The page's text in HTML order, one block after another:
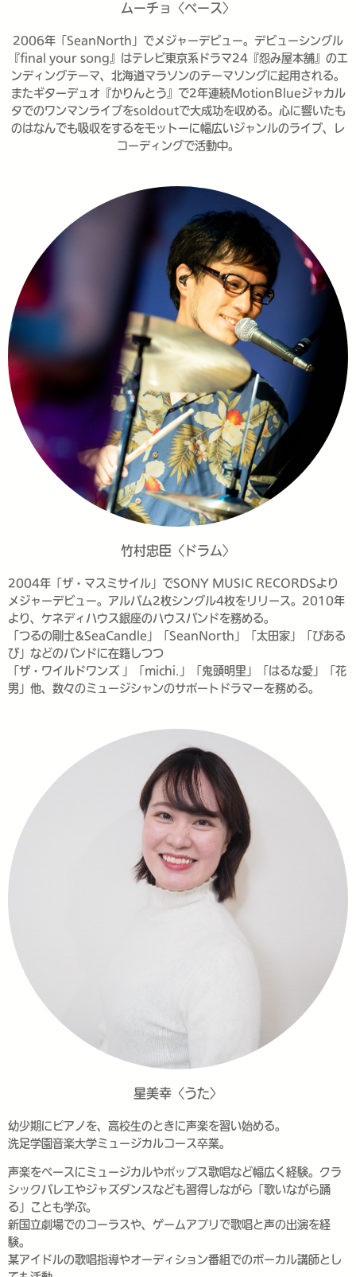
ムーチョ〈ベース〉
2006年「SeanNorth」でメジャーデビュー。デビューシングル
『final your song』はテレビ東京系ドラマ24『怨み屋本舗』のエ
ンディングテーマ、北海道マラソンのテーマソングに起用される。
またギターデュオ『かりんとう』で2年連続MotionBlueジャカル
タでのワンマンライブをsoldoutで大成功を収める。心に響いたも
のはなんでも吸収をするをモットーに幅広いジャンルのライブ、レ
コーディングで活動中。
竹村忠臣〈ドラム〉
2004年「ザ・マスミサイル」でSONY MUSIC RECORDSより
メジャーデビュー。アルバム2枚シングル4枚をリリース。2010年
より、ケネディハウス銀座のハウスバンドを務める。
「つるの剛士&SeaCandle」「SeanNorth」「太田家」「ぴある
び」などのバンドに在籍しつつ
「ザ・ワイルドワンズ 」「michi.」「鬼頭明里」「はるな愛」「花
男」他、数々のミュージシャンのサポートドラマーを務める。
星美幸〈うた〉
幼少期にピアノを、高校生のときに声楽を習い始める。
洗足学園音楽大学ミュージカルコース卒業。
声楽をベースにミュージカルやポップス歌唱など幅広く経験。クラ
シックバレエやジャズダンスなども習得しながら「歌いながら踊
る」ことも学ぶ。
新国立劇場でのコーラスや、ゲームアプリで歌唱と声の出演を経
験。
某アイドルの歌唱指導やオーディション番組でのボーカル講師とし